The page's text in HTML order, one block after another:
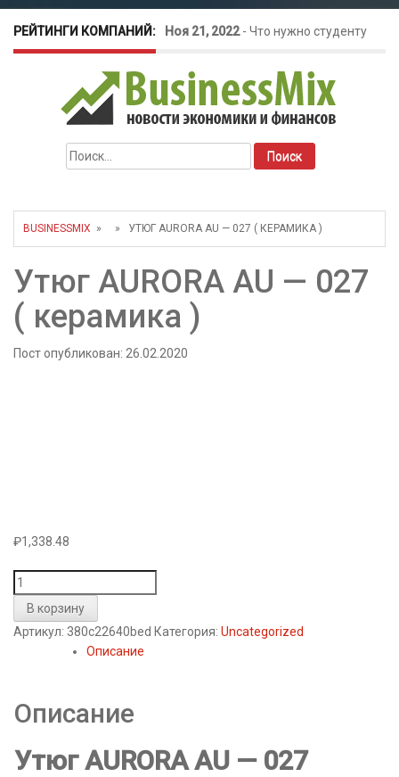
РЕЙТИНГИ КОМПАНИЙ: Ноя 21, 2022- Что нужно студенту
для открытия бизнеса?
Окт 26, 2022-Телефония для
amoCRM: лучшие инструменты для
бизнеса
как защитить свой бизнес?
Найти:
BUSINESSMIX » » УТЮГ AURORA AU — 027 ( КЕРАМИКА )
Утюг AURORA AU — 027
( керамика )
Пост опубликован: 26.02.2020
₽1,338.48
Количество
товара
Утюг
AURORA
(
)
В корзину
Артикул: 380c22640bed Категория: Uncategorized
Описание
Описание
Утюг AURORA AU — 027